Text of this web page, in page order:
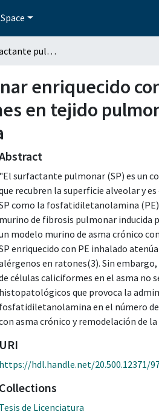
Efecto de surfactante pulmonar enriquecido con fosfatidiletanolamina en el número de células caliciformes en tejido pulmonar en ratones con asma crónico y remodelación de la vía aérea
enriquecido
en tejido
"El surfactante pulmonar (SP) es un
recubren la superficie alveolar y
como la fosfatidiletanolamina
murino de fibrosis pulmonar inducida
modelo murino de asma crónico
enriquecido con PE inhalado
en ratones(3). Sin
células caliciformes en el asma no
histopatológicos que provoca la
fosfatidiletanolamina en el número
asma crónico y remodelación de la
URI
https://hdl.handle.net/20.500.12371/
Collections
Tesis de Licenciatura